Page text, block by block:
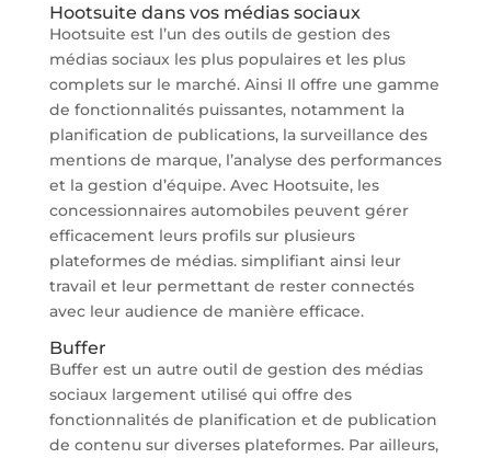
Hootsuite dans vos médias sociaux
Hootsuite est l’un des outils de gestion des
médias sociaux les plus populaires et les plus
complets sur le marché. Ainsi Il offre une gamme
de fonctionnalités puissantes, notamment la
planification de publications, la surveillance des
mentions de marque, l’analyse des performances
et la gestion d’équipe. Avec Hootsuite, les
concessionnaires automobiles peuvent gérer
efficacement leurs profils sur plusieurs
plateformes de médias. simplifiant ainsi leur
travail et leur permettant de rester connectés
avec leur audience de manière efficace.
Buffer
Buffer est un autre outil de gestion des médias
sociaux largement utilisé qui offre des
fonctionnalités de planification et de publication
de contenu sur diverses plateformes. Par ailleurs,